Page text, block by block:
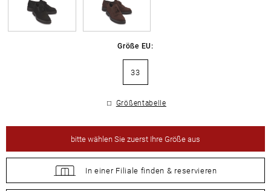
Größe EU:
33
Größentabelle
bittewählen Sie zuerst Ihre Größe aus
In einer Filiale finden & reservieren